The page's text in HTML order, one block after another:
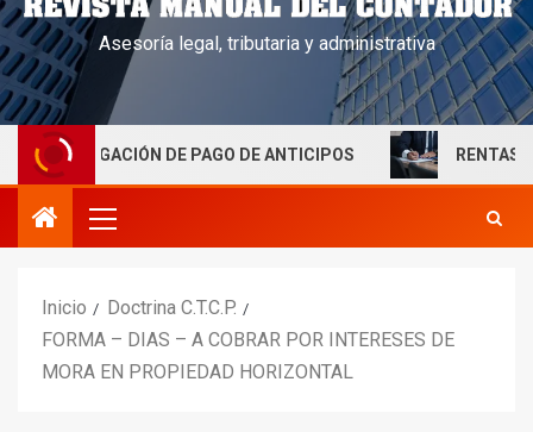
Asesoría legal, tributaria y administrativa
DE PAGO DE ANTICIPOS RENTAS LABORALES
Inicio
Doctrina C.T.C.P.
FORMA – DIAS – A COBRAR POR INTERESES DE
MORA EN PROPIEDAD HORIZONTAL